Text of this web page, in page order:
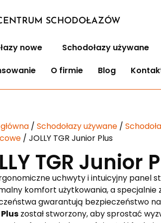
SCHODOŁAZÓW
nowe Schodołazy używane
O firmie Blog
/ Schodołazy używane /
/ JOLLY TGR Junior Plus
TGR Junior
uchwyty i intuicyjny panel
komfort użytkowania, a
gwarantują bezpieczeństwo
został stworzony, aby sprostać